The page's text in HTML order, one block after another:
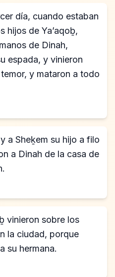
día, cuando estaban
hijos de Ya’aqoḇ,
de Dinah,
espada, y vinieron
y mataron a todo
a Sheḵem su hijo a filo
a Dinah de la casa de
vinieron sobre los
la ciudad, porque
su hermana.